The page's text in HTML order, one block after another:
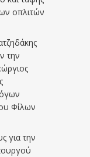
οπλιτών
την
Φίλων
για την